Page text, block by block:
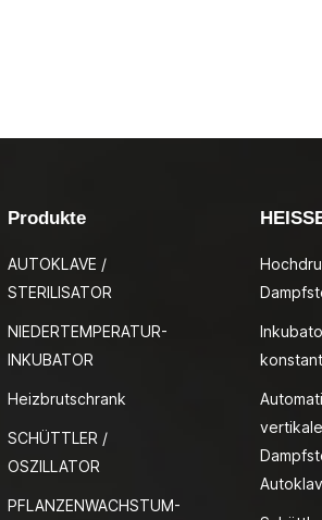
Produkte
AUTOKLAVE /
STERILISATOR
NIEDERTEMPERATUR-
INKUBATOR
Heizbrutschrank
SCHÜTTLER /
OSZILLATOR
PFLANZENWACHSTUM-
Autoklav